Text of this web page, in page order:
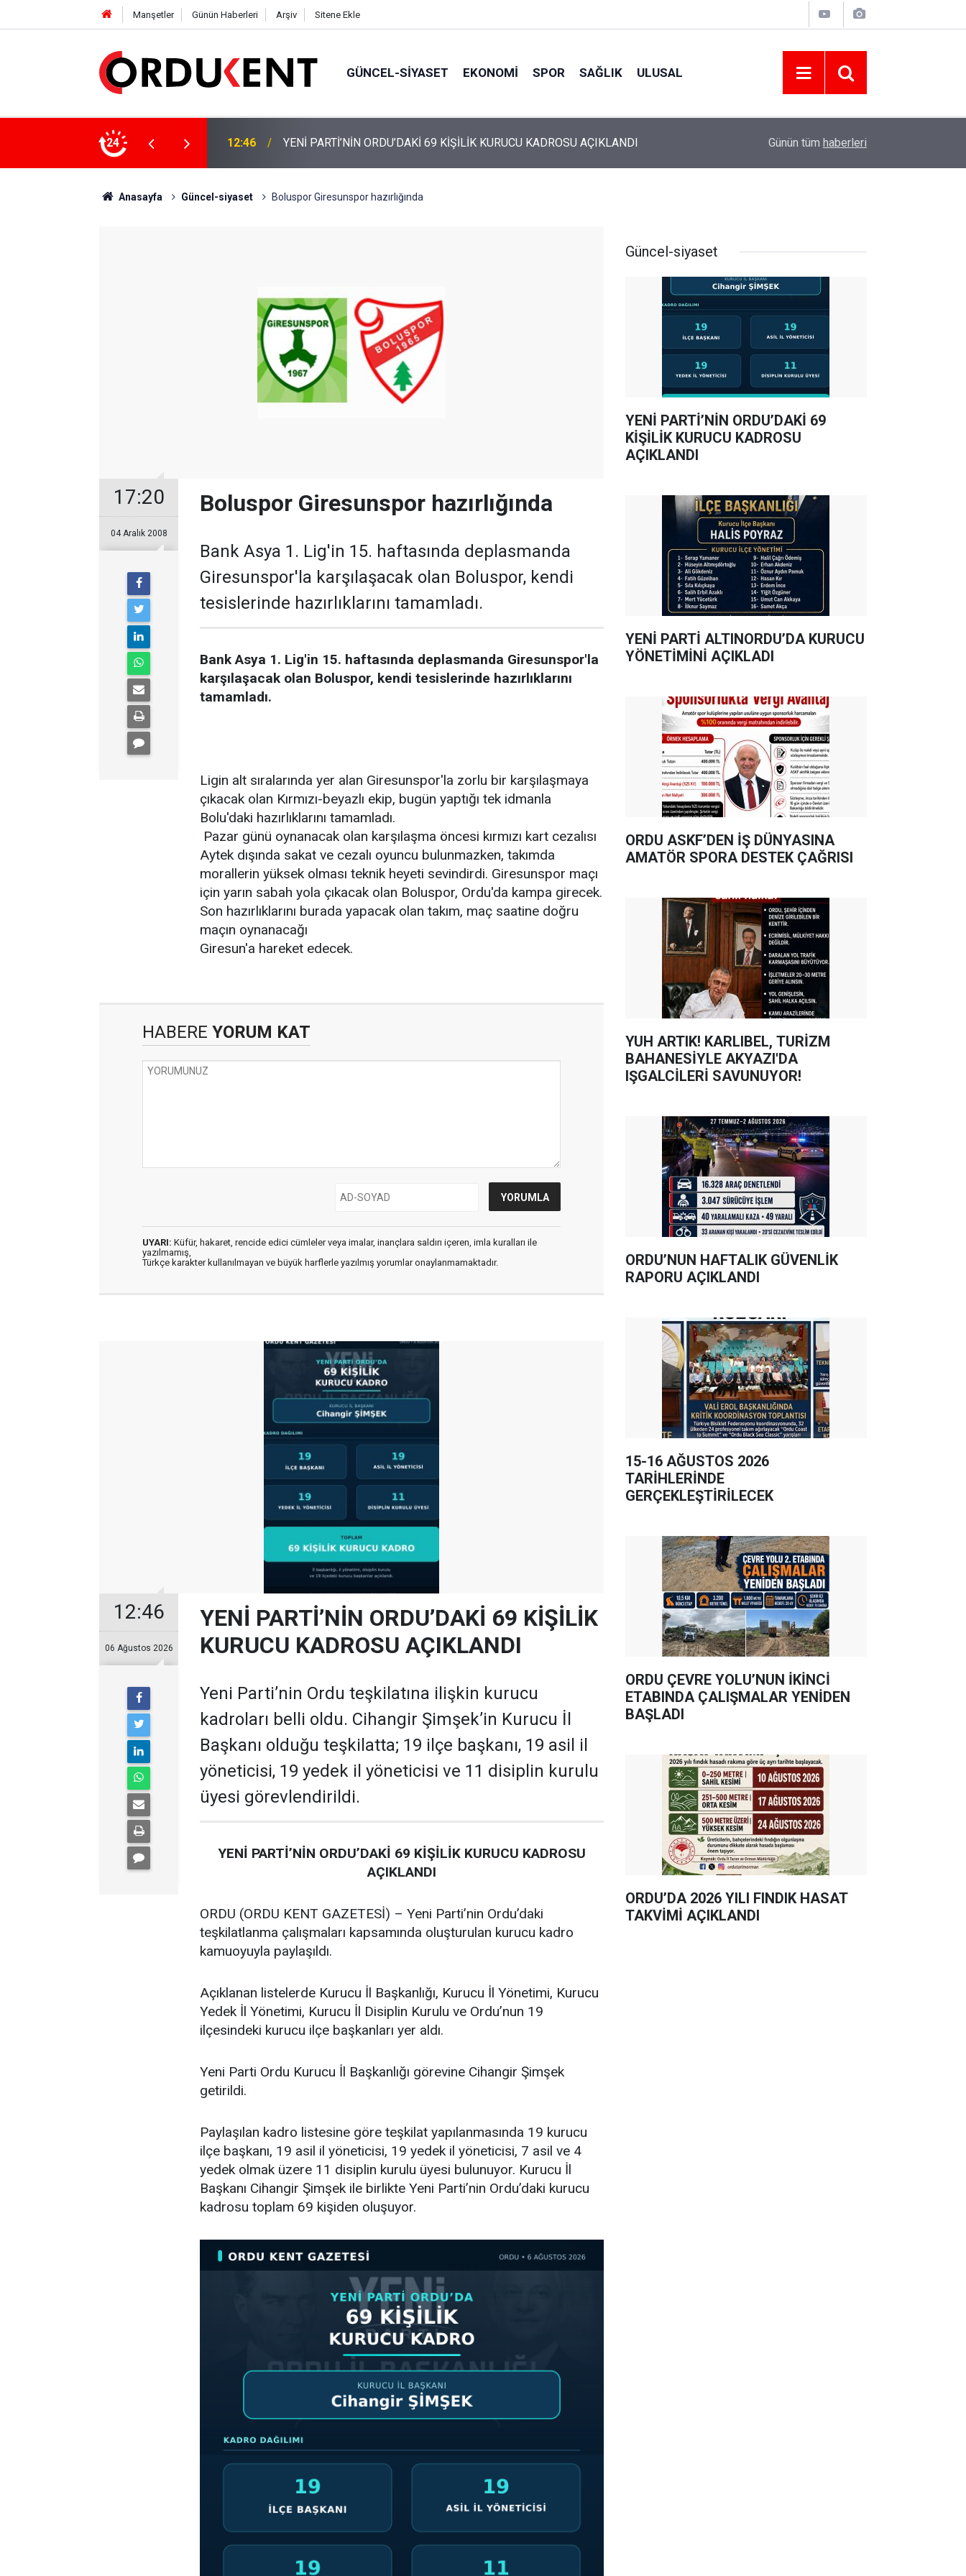
Manşetler Günün Haberleri Arşiv Sitene Ekle
GÜNCEL-SIYASET EKONOMI SPOR SAĞLIK ULUSAL
24
KURUCU KADROSU AÇIKLANDI 12:22 YENİ PARTİ ALTINORDU’DA KURUCU YÖNETİMİNİ AÇIKLADI ORDU ASKF’DEN İŞ DÜNYASINA AMATÖR
Günün tüm haberleri
Anasayfa Güncel-siyaset Boluspor Giresunspor hazırlığında
17:20
04 Aralık 2008
Boluspor Giresunspor hazırlığında
Bank Asya 1. Lig'in 15. haftasında deplasmanda
Giresunspor'la karşılaşacak olan Boluspor, kendi
tesislerinde hazırlıklarını tamamladı.
Bank Asya 1. Lig'in 15. haftasında deplasmanda Giresunspor'la
karşılaşacak olan Boluspor, kendi tesislerinde hazırlıklarını
tamamladı.
Ligin alt sıralarında yer alan Giresunspor'la zorlu bir karşılaşmaya
çıkacak olan Kırmızı-beyazlı ekip, bugün yaptığı tek idmanla
Bolu'daki hazırlıklarını tamamladı.
Pazar günü oynanacak olan karşılaşma öncesi kırmızı kart cezalısı
Aytek dışında sakat ve cezalı oyuncu bulunmazken, takımda
morallerin yüksek olması teknik heyeti sevindirdi. Giresunspor maçı
için yarın sabah yola çıkacak olan Boluspor, Ordu'da kampa girecek.
Son hazırlıklarını burada yapacak olan takım, maç saatine doğru
maçın oynanacağı
Giresun'a hareket edecek.
HABERE YORUM KAT
UYARI: Küfür, hakaret, rencide edici cümleler veya imalar, inançlara saldırı içeren, imla kuralları ile
yazılmamış,
Türkçe karakter kullanılmayan ve büyük harflerle yazılmış yorumlar onaylanmamaktadır.
12:46
06 Ağustos 2026
YENİ PARTİ’NİN ORDU’DAKİ 69 KİŞİLİK
KURUCU KADROSU AÇIKLANDI
Yeni Parti’nin Ordu teşkilatına ilişkin kurucu
kadroları belli oldu. Cihangir Şimşek’in Kurucu İl
Başkanı olduğu teşkilatta; 19 ilçe başkanı, 19 asil il
yöneticisi, 19 yedek il yöneticisi ve 11 disiplin kurulu
üyesi görevlendirildi.
YENİ PARTİ’NİN ORDU’DAKİ 69 KİŞİLİK KURUCU KADROSU
AÇIKLANDI
ORDU (ORDU KENT GAZETESİ) – Yeni Parti’nin Ordu’daki
teşkilatlanma çalışmaları kapsamında oluşturulan kurucu kadro
kamuoyuyla paylaşıldı.
Açıklanan listelerde Kurucu İl Başkanlığı, Kurucu İl Yönetimi, Kurucu
Yedek İl Yönetimi, Kurucu İl Disiplin Kurulu ve Ordu’nun 19
ilçesindeki kurucu ilçe başkanları yer aldı.
Yeni Parti Ordu Kurucu İl Başkanlığı görevine Cihangir Şimşek
getirildi.
Paylaşılan kadro listesine göre teşkilat yapılanmasında 19 kurucu
ilçe başkanı, 19 asil il yöneticisi, 19 yedek il yöneticisi, 7 asil ve 4
yedek olmak üzere 11 disiplin kurulu üyesi bulunuyor. Kurucu İl
Başkanı Cihangir Şimşek ile birlikte Yeni Parti’nin Ordu’daki kurucu
kadrosu toplam 69 kişiden oluşuyor.
Güncel-siyaset
YENİ PARTİ’NİN ORDU’DAKİ 69
KİŞİLİK KURUCU KADROSU
AÇIKLANDI
YENİ PARTİ ALTINORDU’DA KURUCU
YÖNETİMİNİ AÇIKLADI
ORDU ASKF’DEN İŞ DÜNYASINA
AMATÖR SPORA DESTEK ÇAĞRISI
YUH ARTIK! KARLIBEL, TURİZM
BAHANESİYLE AKYAZI'DA
IŞGALCİLERİ SAVUNUYOR!
ORDU’NUN HAFTALIK GÜVENLİK
RAPORU AÇIKLANDI
15-16 AĞUSTOS 2026
TARİHLERİNDE
GERÇEKLEŞTİRİLECEK
ORDU ÇEVRE YOLU’NUN İKİNCİ
ETABINDA ÇALIŞMALAR YENİDEN
BAŞLADI
ORDU’DA 2026 YILI FINDIK HASAT
TAKVİMİ AÇIKLANDI